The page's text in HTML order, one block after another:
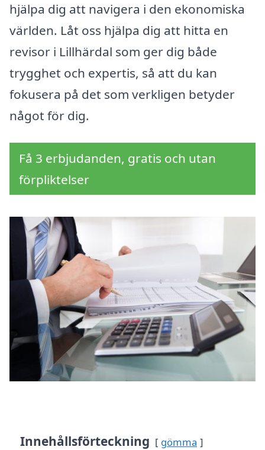
hjälpa dig att navigera i den ekonomiska
världen. Låt oss hjälpa dig att hitta en
revisor i Lillhärdal som ger dig både
trygghet och expertis, så att du kan
fokusera på det som verkligen betyder
något för dig.
Få 3 erbjudanden, gratis och utan
förpliktelser
Innehållsförteckning gömma